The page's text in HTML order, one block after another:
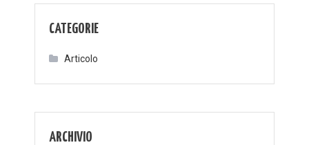
CATEGORIE
Articolo
ARCHIVIO